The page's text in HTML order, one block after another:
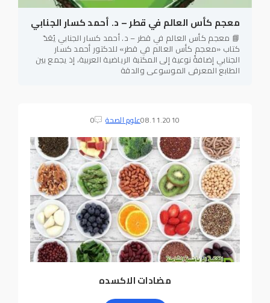
معجم كأس العالم في قطر – د. أحمد كسار الجنابي
📘 معجم كأس العالم في قطر – د. أحمد كسار الجنابي يُعَدّ
كتاب «معجم كأس العالم في قطر» للدكتور أحمد كسار
الجنابي إضافةً نوعية إلى المكتبة الرياضية العربية، إذ يجمع بين
الطابع المعرفي الموسوعي والدقة
08.11.2010علوم الصحة 0
مضادات الاكسده